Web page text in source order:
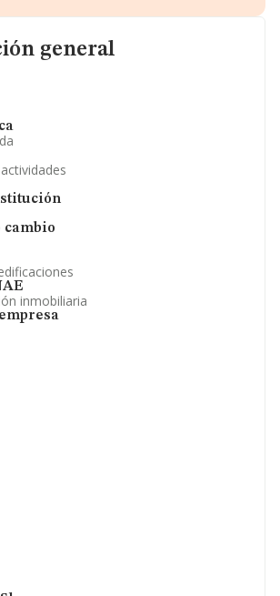
general
cambio
inmobiliaria
oficial y registral complementaria.